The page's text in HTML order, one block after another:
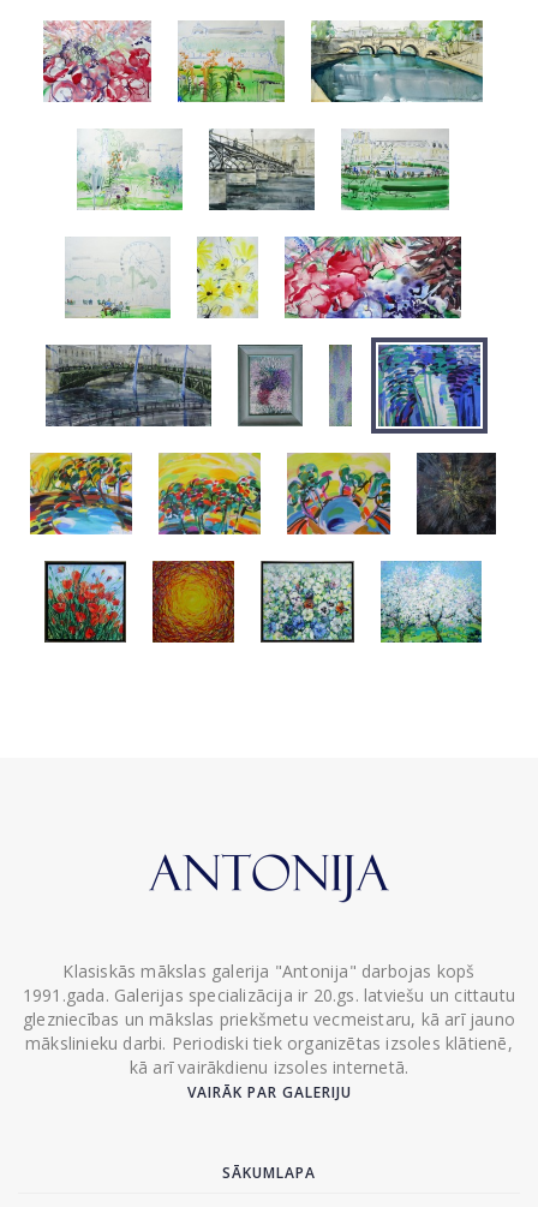
Klasiskās mākslas galerija "Antonija" darbojas kopš
1991.gada. Galerijas specializācija ir 20.gs. latviešu un cittautu
glezniecības un mākslas priekšmetu vecmeistaru, kā arī jauno
mākslinieku darbi. Periodiski tiek organizētas izsoles klātienē,
kā arī vairākdienu izsoles internetā.
VAIRĀK PAR GALERIJU
SĀKUMLAPA